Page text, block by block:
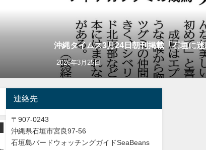
沖縄タイムス3月24日朝刊掲載「石垣
2026年3月25日
ショッピング
連絡先
〒907-0243
沖縄県石垣市宮良97-56
石垣島バードウォッチングガイドSeaBeans